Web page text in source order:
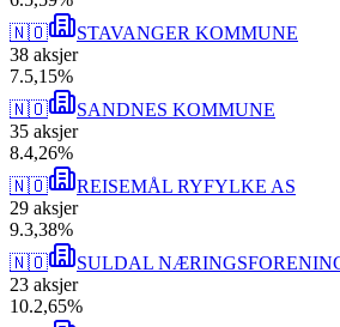
🇳🇴
STAVANGER KOMMUNE
38 aksjer
7.5,15%
🇳🇴
SANDNES KOMMUNE
35 aksjer
8.4,26%
🇳🇴
REISEMÅL RYFYLKE AS
29 aksjer
9.3,38%
🇳🇴
SULDAL
23 aksjer
10.2,65%